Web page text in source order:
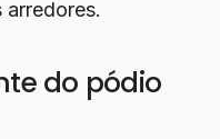
arredores.
do pódio